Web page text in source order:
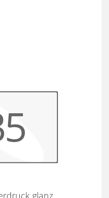
glanz